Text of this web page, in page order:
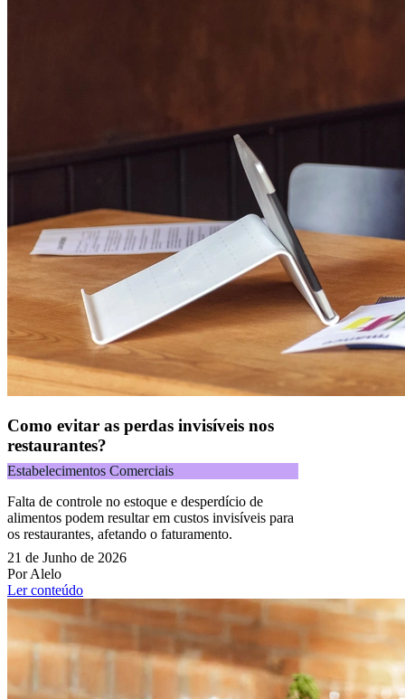
Como evitar as perdas invisíveis nos
restaurantes?
Estabelecimentos Comerciais
Falta de controle no estoque e desperdício de
alimentos podem resultar em custos invisíveis para
os restaurantes, afetando o faturamento.
21 de Junho de 2026
Por Alelo
Ler conteúdo